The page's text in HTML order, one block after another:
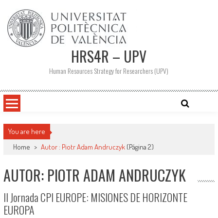
contenido
HRS4R – UPV
Human Resources Strategy for Researchers (UPV)
You are here
Home > Autor : Piotr Adam Andruczyk(Página 2)
AUTOR: PIOTR ADAM ANDRUCZYK
II Jornada CPI EUROPE: MISIONES DE HORIZONTE
EUROPA